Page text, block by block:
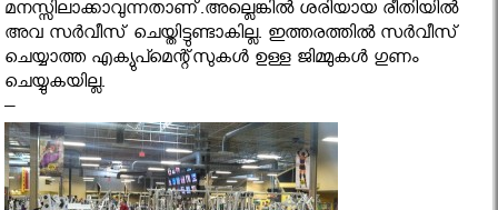
മനസ്സിലാക്കാവുന്നതാണ്.അല്ലെങ്കില്‍ ശരിയായ രീതിയില്‍
അവ സര്‍വീസ്‌ ചെയ്തിട്ടുണ്ടാകില്ല. ഇത്തരത്തിൽ സര്‍വീസ്‌
ചെയ്യാത്ത എക്യുപ്മെന്റ്സുകള്‍ ഉള്ള ജിമ്മുകള്‍ ഗുണം
ചെയ്യുകയില്ല.
–